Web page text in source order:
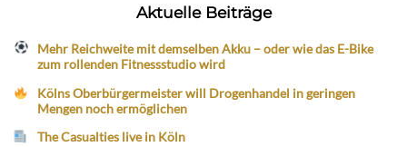
Aktuelle Beiträge
Mehr Reichweite mit demselben Akku – oder wie das E-Bike
zum rollenden Fitnessstudio wird
Kölns Oberbürgermeister will Drogenhandel in geringen
Mengen noch ermöglichen
The Casualties live in Köln